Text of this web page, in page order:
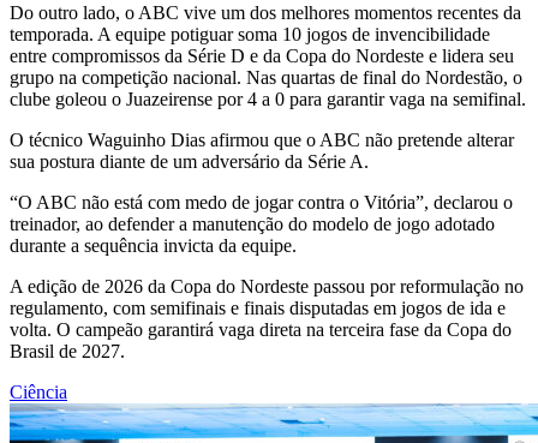
Do outro lado, o ABC vive um dos melhores momentos recentes da
temporada. A equipe potiguar soma 10 jogos de invencibilidade
entre compromissos da Série D e da Copa do Nordeste e lidera seu
grupo na competição nacional. Nas quartas de final do Nordestão, o
clube goleou o Juazeirense por 4 a 0 para garantir vaga na semifinal.
O técnico Waguinho Dias afirmou que o ABC não pretende alterar
sua postura diante de um adversário da Série A.
“O ABC não está com medo de jogar contra o Vitória”, declarou o
treinador, ao defender a manutenção do modelo de jogo adotado
durante a sequência invicta da equipe.
A edição de 2026 da Copa do Nordeste passou por reformulação no
regulamento, com semifinais e finais disputadas em jogos de ida e
volta. O campeão garantirá vaga direta na terceira fase da Copa do
Brasil de 2027.
Ciência